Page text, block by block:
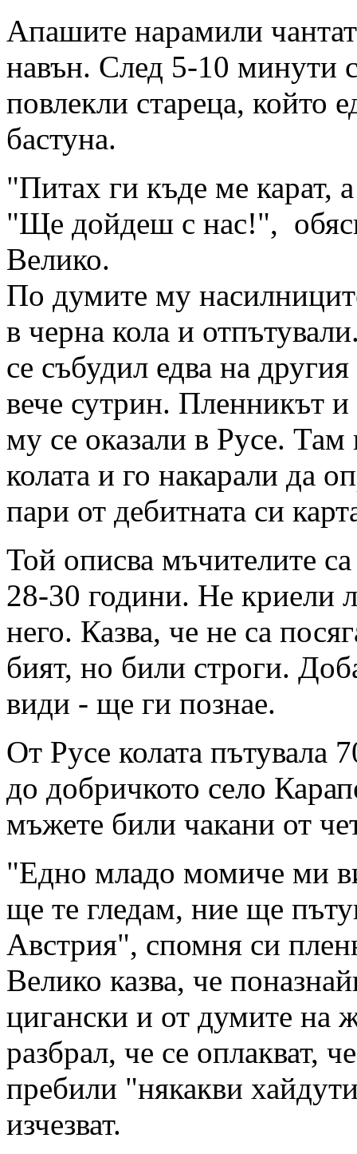
Апашите нарамили
навън. След 5-10 минути
повлекли стареца, който
бастуна.
"Питах ги къде ме карат,
"Ще дойдеш с нас!",
Велико.
По думите му
в черна кола и
се събудил едва на
вече сутрин. Пленникът и
му се оказали в Русе. Там
колата и го накарали да
пари от дебитната си
Той описва мъчителите
28-30 години. Не криели
него. Казва, че не са
бият, но били строги.
види - ще ги познае.
От Русе колата пътувала
до добричкото село
мъжете били чакани от
"Едно младо момиче ми
ще те гледам, ние ще
Австрия", спомня си
Велико казва, че
цигански и от думите на
разбрал, че се оплакват,
пребили "някакви
изчезват.